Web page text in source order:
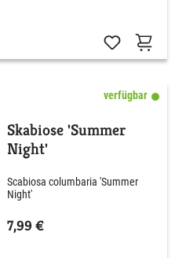
verfügbar
Skabiose 'Summer
Night'
Scabiosa columbaria 'Summer
Night'
7,99 €